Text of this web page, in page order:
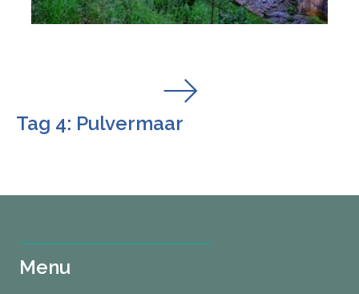
Tag 4: Pulvermaar
Menu